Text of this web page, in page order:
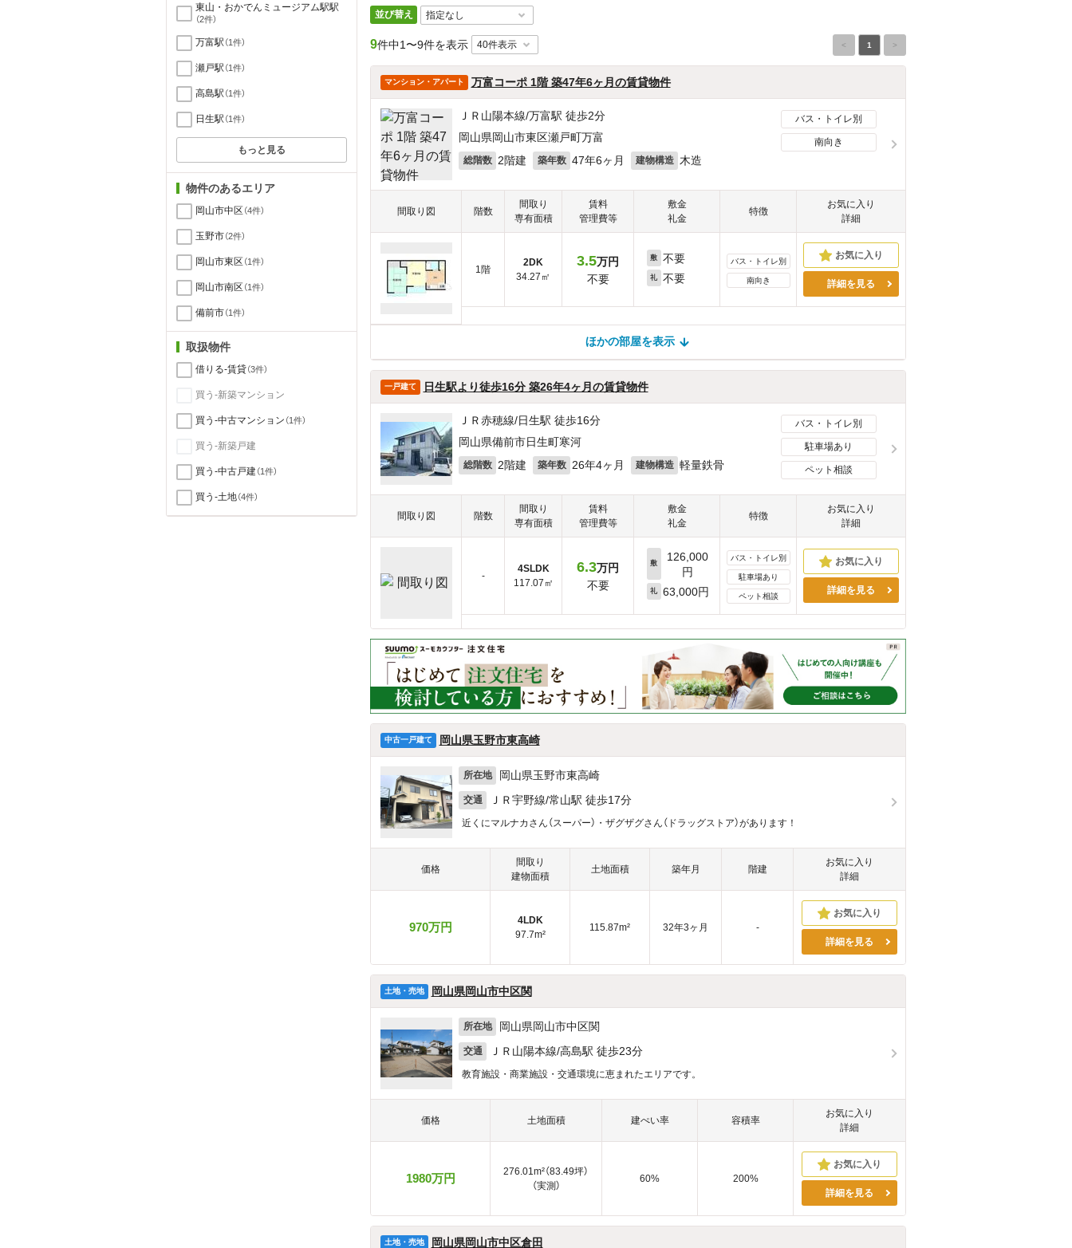
並び替え
9件中1〜9件を表示 < 1 >
マンション・アパート 万富コーポ 1階 築47年6ヶ月の賃貸物件
ＪＲ山陽本線/万富駅 徒歩2分
岡山県岡山市東区瀬戸町万富
総階数 2階建 築年数 47年6ヶ月 建物構造 木造
バス・トイレ別
南向き
間取り図 階数
間取り
専有面積
賃料
管理費等
敷金
礼金
特徴
お気に入り
詳細
1階
2DK
34.27㎡
3.5万円
不要
敷 不要
礼 不要
バス・トイレ別
南向き 詳細を見る
ほかの部屋を表示
ほかの部屋は見つかりませんでした
一戸建て 日生駅より徒歩16分 築26年4ヶ月の賃貸物件
ＪＲ赤穂線/日生駅 徒歩16分
岡山県備前市日生町寒河
総階数 2階建 築年数 26年4ヶ月 建物構造 軽量鉄骨
バス・トイレ別
駐車場あり
ペット相談
間取り図 階数
間取り
専有面積
賃料
管理費等
敷金
礼金
特徴
お気に入り
詳細
-
4SLDK
117.07㎡
6.3万円
不要
敷
126,000
円
礼 63,000円
バス・トイレ別
駐車場あり
ペット相談
詳細を見る
中古一戸建て 岡山県玉野市東高崎
所在地 岡山県玉野市東高崎
交通 ＪＲ宇野線/常山駅 徒歩17分
近くにマルナカさん（スーパー）・ザグザグさん（ドラッグストア）があります！
価格
間取り
建物面積
土地面積 築年月 階建
お気に入り
詳細
970万円
4LDK
97.7m²
115.87m² 32年3ヶ月
-
詳細を見る
土地・売地 岡山県岡山市中区関
所在地 岡山県岡山市中区関
交通 ＪＲ山陽本線/高島駅 徒歩23分
教育施設・商業施設・交通環境に恵まれたエリアです。
価格 土地面積 建ぺい率 容積率
お気に入り
詳細
1980万円
276.01m²（83.49坪）
（実測）
60%
200%
詳細を見る
土地・売地 岡山県岡山市中区倉田
東山・おかでんミュージアム駅駅
（2件）
万富駅 （1件）
瀬戸駅 （1件）
高島駅 （1件）
日生駅 （1件）
もっと見る
物件のあるエリア
岡山市中区 （4件）
玉野市（2件）
岡山市東区 （1件）
岡山市南区 （1件）
備前市（1件）
取扱物件
借りる-賃貸（3件）
買う-新築マンション
買う-中古マンション （1件）
買う-新築戸建
買う-中古戸建（1件）
買う-土地（4件）